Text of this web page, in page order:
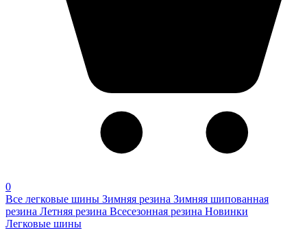
0
Все легковые шины Зимняя резина Зимняя шипованная
резина Летняя резина Всесезонная резина Новинки
Легковые шины